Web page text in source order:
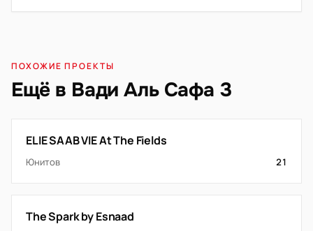
ПОХОЖИЕ ПРОЕКТЫ
Ещё в Вади Аль Сафа 3
ELIE SAAB VIE At The Fields
Юнитов 21
The Spark by Esnaad